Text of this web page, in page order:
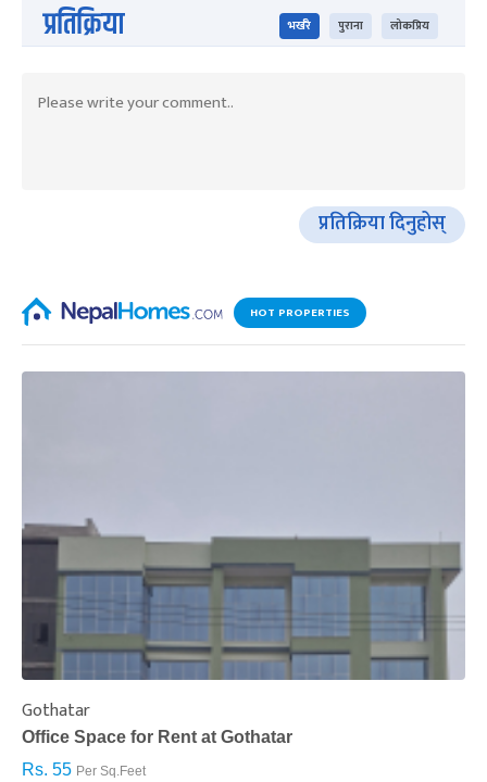
प्रतिक्रिया भर्खरै पुराना लोकप्रिय
प्रतिक्रिया दिनुहोस्
HOT PROPERTIES
Gothatar
Office Space for Rent at Gothatar
Rs. 55 Per Sq.Feet